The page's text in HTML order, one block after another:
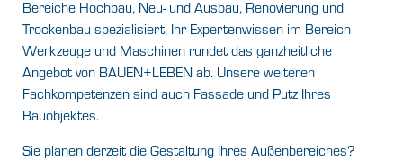
Bereiche Hochbau, Neu- und Ausbau, Renovierung und
Trockenbau spezialisiert. Ihr Expertenwissen im Bereich
Werkzeuge und Maschinen rundet das ganzheitliche
Angebot von BAUEN+LEBEN ab. Unsere weiteren
Fachkompetenzen sind auch Fassade und Putz Ihres
Bauobjektes.
Sie planen derzeit die Gestaltung Ihres Außenbereiches?